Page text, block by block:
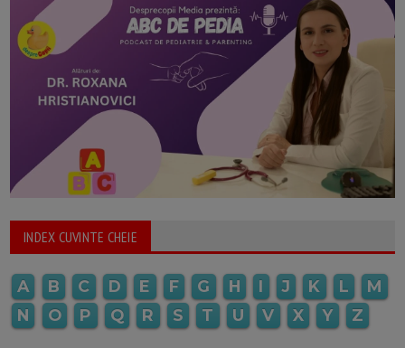
INDEX CUVINTE CHEIE
A B C D E F G H I J K L
M
N
O P Q R S T U V X Y Z